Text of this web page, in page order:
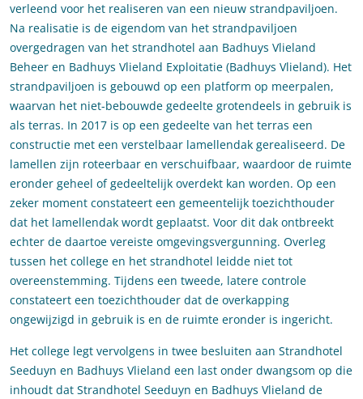
verleend voor het realiseren van een nieuw strandpaviljoen.
Na realisatie is de eigendom van het strandpaviljoen
overgedragen van het strandhotel aan Badhuys Vlieland
Beheer en Badhuys Vlieland Exploitatie (Badhuys Vlieland). Het
strandpaviljoen is gebouwd op een platform op meerpalen,
waarvan het niet-bebouwde gedeelte grotendeels in gebruik is
als terras. In 2017 is op een gedeelte van het terras een
constructie met een verstelbaar lamellendak gerealiseerd. De
lamellen zijn roteerbaar en verschuifbaar, waardoor de ruimte
eronder geheel of gedeeltelijk overdekt kan worden. Op een
zeker moment constateert een gemeentelijk toezichthouder
dat het lamellendak wordt geplaatst. Voor dit dak ontbreekt
echter de daartoe vereiste omgevingsvergunning. Overleg
tussen het college en het strandhotel leidde niet tot
overeenstemming. Tijdens een tweede, latere controle
constateert een toezichthouder dat de overkapping
ongewijzigd in gebruik is en de ruimte eronder is ingericht.
Het college legt vervolgens in twee besluiten aan Strandhotel
Seeduyn en Badhuys Vlieland een last onder dwangsom op die
inhoudt dat Strandhotel Seeduyn en Badhuys Vlieland de